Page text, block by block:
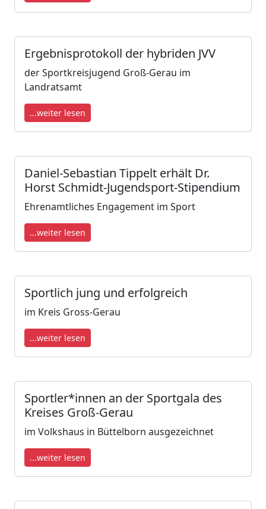
Ergebnisprotokoll der hybriden JVV
der Sportkreisjugend Groß-Gerau im
Landratsamt
...weiter lesen
Daniel-Sebastian Tippelt erhält Dr.
Horst Schmidt-Jugendsport-Stipendium
Ehrenamtliches Engagement im Sport
...weiter lesen
Sportlich jung und erfolgreich
im Kreis Gross-Gerau
...weiter lesen
Sportler*innen an der Sportgala des
Kreises Groß-Gerau
im Volkshaus in Büttelborn ausgezeichnet
...weiter lesen